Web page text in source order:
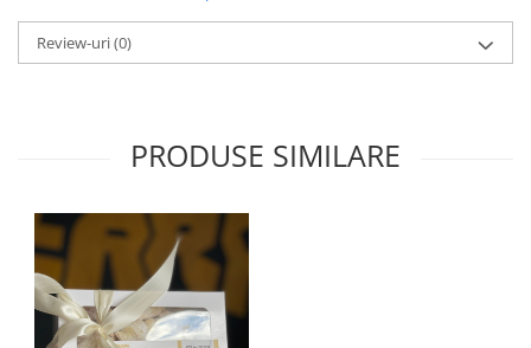
PRAJITURI, CU TAVITA INCLUSA
CUTII INALTE CU FEREASTRA
PENTRU PRAJITURI
SUPORTURI PENTRU PRAJITURI
TAVITE PENTRU PRAJITURI SI
TORTURI
Review-uri(0)
PRODUSE SIMILARE